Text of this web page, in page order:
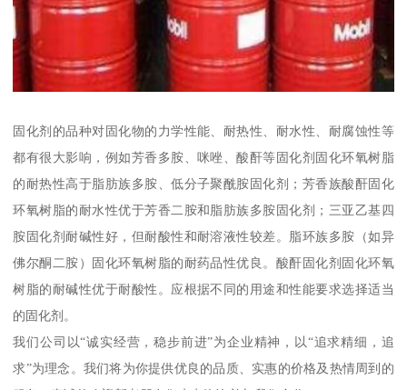
固化剂的品种对固化物的力学性能、耐热性、耐水性、耐腐蚀性等
都有很大影响，例如芳香多胺、咪唑、酸酐等固化剂固化环氧树脂
的耐热性高于脂肪族多胺、低分子聚酰胺固化剂；芳香族酸酐固化
环氧树脂的耐水性优于芳香二胺和脂肪族多胺固化剂；三亚乙基四
胺固化剂耐碱性好，但耐酸性和耐溶液性较差。脂环族多胺（如异
佛尔酮二胺）固化环氧树脂的耐药品性优良。酸酐固化剂固化环氧
树脂的耐碱性优于耐酸性。应根据不同的用途和性能要求选择适当
的固化剂。
我们公司以“诚实经营，稳步前进”为企业精神，以“追求精细，追
求”为理念。我们将为你提供优良的品质、实惠的价格及热情周到的